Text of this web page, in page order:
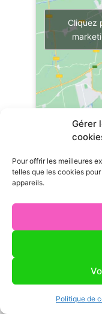
Gérer
Pour offrir les meilleures
telles que les cookies
appareils.
Politique de
Cliquez
Ville
Tirepied-sur-